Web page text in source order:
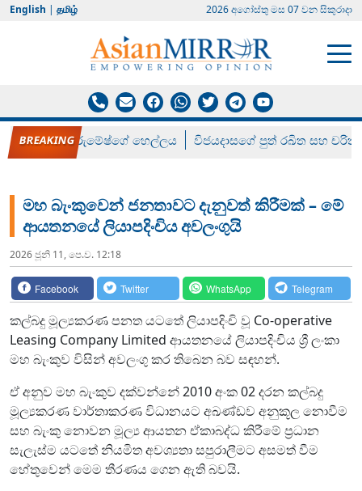
English | தமிழ் 2026 අගෝස්‍තු මස 07 වන සිකුරාදා
රන් ගෙනා රුමේෂ්ගේ හෙල්ලය විජයදාසගේ පුත් රඛිත සහ චරිත්
මහ බැංකුවෙන් ජනතාවට දැනුවත් කිරීමක් – මේ
ආයතනයේ ලියාපදිංචිය අවලංගුයි
2026 ජූනි 11, පෙ.ව. 12:18
Facebook Twitter WhatsApp Telegram
කල්බදු මූල්‍යකරණ පනත යටතේ ලියාපදිංචි වූ Co-operative
Leasing Company Limited ආයතනයේ ලියාපදිංචිය ශ්‍රී ලංකා
මහ බැංකුව විසින් අවලංගු කර තිබෙන බව සඳහන්.
ඒ අනුව මහ බැංකුව දක්වන්නේ 2010 අංක 02 දරන කල්බදු
මූල්‍යකරණ වාර්තාකරණ විධානයට අඛණ්ඩව අනුකූල නොවීම
සහ බැංකු නොවන මූල්‍ය ආයතන ඒකාබද්ධ කිරීමේ ප්‍රධාන
සැලැස්ම යටතේ නියමිත අවශ්‍යතා සපුරාලීමට අසමත් වීම
හේතුවෙන් මෙම තීරණය ගෙන ඇති බවයි.